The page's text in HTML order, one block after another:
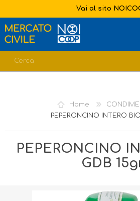
Vai al sito
LISTA DEI DESIDERIHome
PEPERONCINO INTERO
PEPERONCINO
GDB